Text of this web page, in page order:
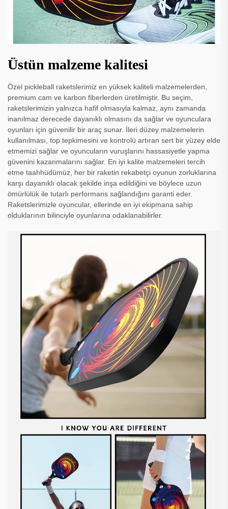
Üstün malzeme kalitesi
Özel pickleball raketslerimiz en yüksek kaliteli malzemelerden,
premium cam ve karbon fiberlerden üretilmiştir. Bu seçim,
raketslerimizin yalnızca hafif olmasıyla kalmaz, aynı zamanda
inanılmaz derecede dayanıklı olmasını da sağlar ve oyunculara
oyunları için güvenilir bir araç sunar. İleri düzey malzemelerin
kullanılması, top tepkimesini ve kontrolü artıran sert bir yüzey elde
etmemizi sağlar ve oyuncuların vuruşlarını hassasiyetle yapma
güvenini kazanmalarını sağlar. En iyi kalite malzemeleri tercih
etme taahhüdümüz, her bir raketin rekabetçi oyunun zorluklarına
karşı dayanıklı olacak şekilde inşa edildiğini ve böylece uzun
ömürlülük ile tutarlı performans sağlandığını garanti eder.
Raketslerimizle oyuncular, ellerinde en iyi ekipmana sahip
olduklarının bilinciyle oyunlarına odaklanabilirler.